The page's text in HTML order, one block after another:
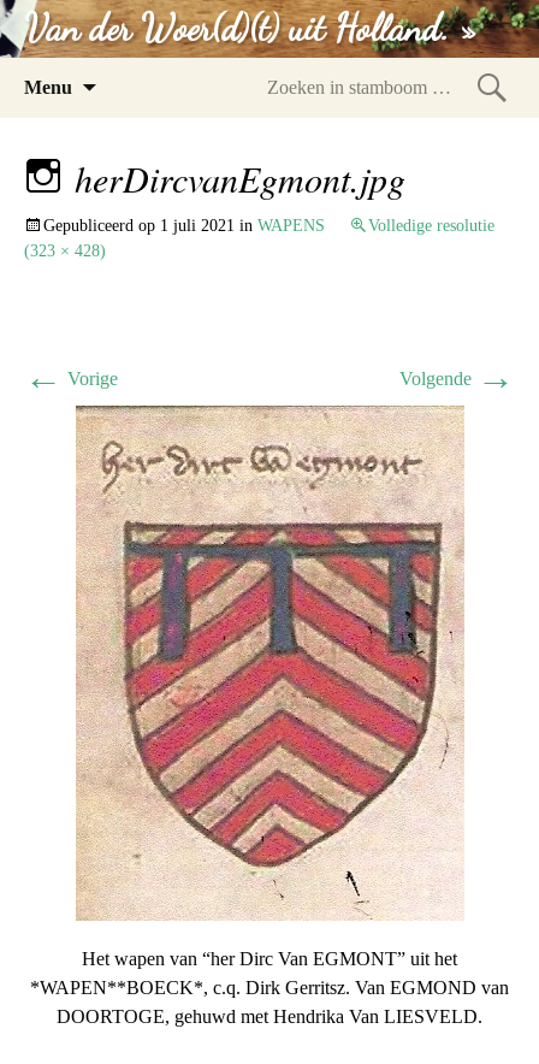
Van der Woer(d)(t) uit Holland. »
Menu
herDircvanEgmont.jpg
Gepubliceerd op 1 juli 2021 in WAPENS
Volledige resolutie
(323 × 428)
← Vorige Volgende →
Het wapen van “her Dirc Van EGMONT” uit het
*WAPEN**BOECK*, c.q. Dirk Gerritsz. Van EGMOND van
DOORTOGE, gehuwd met Hendrika Van LIESVELD.